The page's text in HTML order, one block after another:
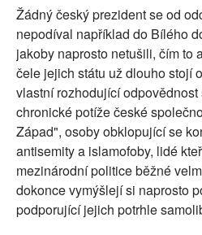
Žádný český prezident se od
nepodíval například do Bílého
jakoby naprosto netušili, čím to
čele jejich státu už dlouho stojí
vlastní rozhodující
chronické potíže české
Západ", osoby obklopující se
antisemity a islamofoby, lidé
mezinárodní politice běžné
dokonce vymýšlejí si naprosto
podporující jejich potrhle